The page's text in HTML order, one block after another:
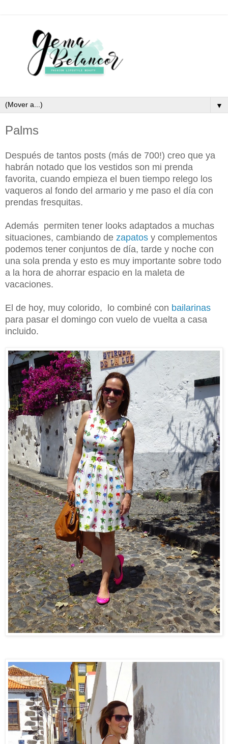
▼
Palms
Después de tantos posts (más de 700!) creo que ya
habrán notado que los vestidos son mi prenda
favorita, cuando empieza el buen tiempo relego los
vaqueros al fondo del armario y me paso el día con
prendas fresquitas.
Además permiten tener looks adaptados a muchas
situaciones, cambiando de zapatos y complementos
podemos tener conjuntos de día, tarde y noche con
una sola prenda y esto es muy importante sobre todo
a la hora de ahorrar espacio en la maleta de
vacaciones.
El de hoy, muy colorido, lo combiné con bailarinas
para pasar el domingo con vuelo de vuelta a casa
incluido.